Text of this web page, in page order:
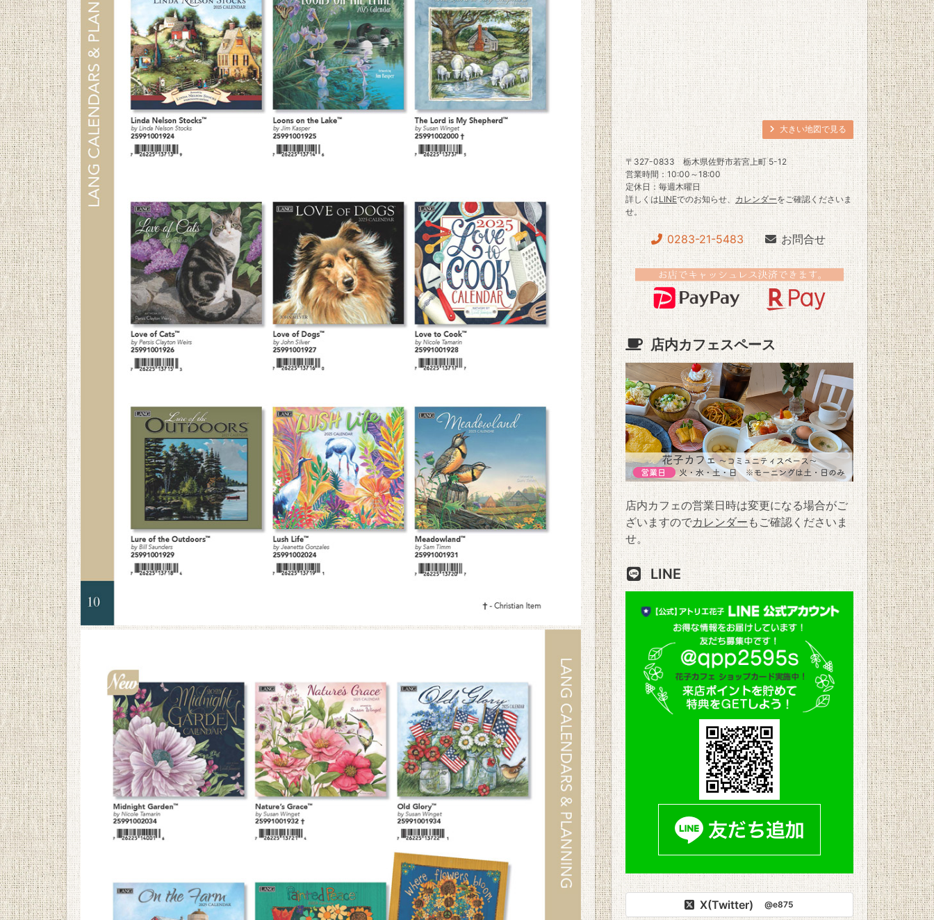
大きい地図で見る
〒327-0833
栃木県佐野市若宮上町 5-12
営業時間：10:00～18:00
定休日：毎週木曜日
詳しくはLINEでのお知らせ、 カレンダーをご確認くださいま
せ。
0283-21-5483 お問合せ
店内カフェスペース
店内カフェの営業日時は変更になる場合がご
ざいますのでカレンダーもご確認くださいま
せ。
LINE
X(Twitter) @e875